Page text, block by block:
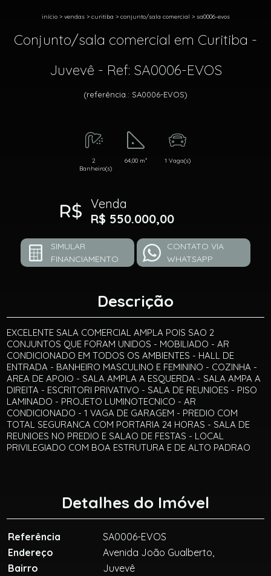
início> vendas> curitiba > conjunto/sala comercial > sa0006-evos
Conjunto/sala comercial em Curitiba -
Juvevê - Ref: SA0006-EVOS
(referência.: SA0006-EVOS)
2
Banheiro(s)
64,00 m² 1 Vaga(s)
Venda
R$ 550.000,00
SIMULAR
FINANCIAMENTO
CONTATO VIA
WHATSAPP
Descrição
EXCELENTE SALA COMERCIAL AMPLA POIS SAO 2
CONJUNTOS QUE FORAM UNIDOS - MOBILIADO - AR
CONDICIONADO EM TODOS OS AMBIENTES - HALL DE
ENTRADA - BANHEIRO MASCULINO E FEMININO - COZINHA -
AREA DE APOIO - SALA AMPLA A ESQUERDA - SALA AMPA A
DIREITA - ESCRITORI PRIVATIVO - SALA DE REUNIOES - PISO
LAMINADO - PROJETO LUMINOTECNICO - AR
CONDICIONADO - 1 VAGA DE GARAGEM - PREDIO COM
TOTAL SEGURANCA COM PORTARIA 24 HORAS - SALA DE
REUNIOES NO PREDIO E SALAO DE FESTAS - LOCAL
PRIVILEGIADO COM BOA ESTRUTURA E DE ALTO PADRAO
Detalhes do Imóvel
Referência
SA0006-EVOS
Endereço
Avenida João Gualberto,
Bairro
Juvevê